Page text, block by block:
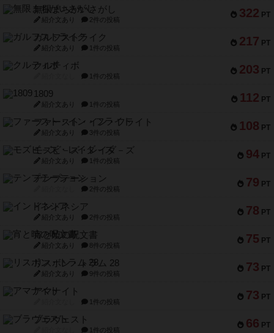
322 PT
無限まちがいさがし
紹介文あり 2件の投稿
217 PT
ガルフストライク
紹介文あり 1件の投稿
203 PT
クルティボ
1件の投稿
112 PT
1809
紹介文あり 1件の投稿
108 PT
ファースト・イン・フライト
紹介文あり 3件の投稿
94 PT
モズビ－ズ・レイダ－ズ
紹介文あり 1件の投稿
79 PT
テンプテーション
2件の投稿
78 PT
インドネシア
紹介文あり 2件の投稿
75 PT
宵と暁の呪文書
紹介文あり 8件の投稿
73 PT
リスボン・トラム 28
紹介文あり 9件の投稿
73 PT
アマナイト
1件の投稿
66 PT
ブラヴェスト
1件の投稿